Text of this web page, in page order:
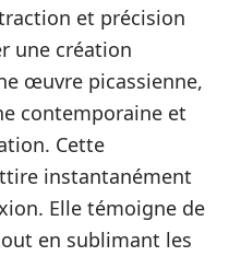
et précision
une création
œuvre picassienne,
contemporaine et
Cette
instantanément
Elle témoigne de
en sublimant les